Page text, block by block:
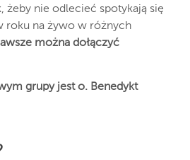
żeby nie odlecieć spotykają się
roku na żywo w różnych
można dołączyć
grupy jest o. Benedykt